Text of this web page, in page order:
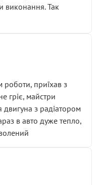
виконання. Так
роботи, приїхав з
гріє, майстри
з радіатором
в авто дуже тепло,